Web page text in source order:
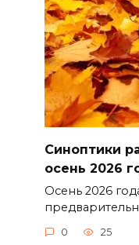
Синоптики
осень 2026
Осень 2026
0 25